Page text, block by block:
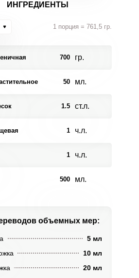
ИНГРЕДИЕНТЫ
1 порция = 761,5 гр.
700 гр.
50 мл.
1.5 ст.л.
1 ч.л.
1 ч.л.
500 мл.
объемных мер:
5 мл
10 мл
20 мл